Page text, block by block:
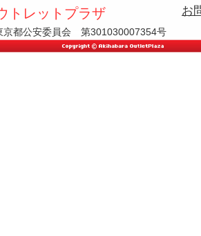
トレットプラザ
都公安委員会 第301030007354号
お